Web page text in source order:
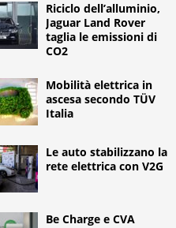
Riciclo dell’alluminio,
Jaguar Land Rover
taglia le emissioni di
CO2
Mobilità elettrica in
ascesa secondo TÜV
Italia
Le auto stabilizzano la
rete elettrica con V2G
Be Charge e CVA